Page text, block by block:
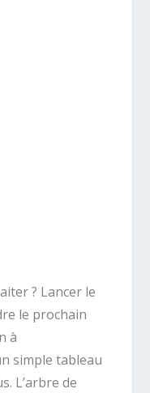
? Lancer le
le prochain
à
simple tableau
L’arbre de